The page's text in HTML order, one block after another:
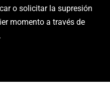
o solicitar la supresión
momento a través de